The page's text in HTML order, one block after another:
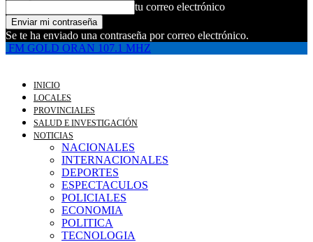
tu correo electrónico
Se te ha enviado una contraseña por correo electrónico.
FM GOLD ORAN 107.1 MHZ
INICIO
LOCALES
PROVINCIALES
SALUD E INVESTIGACIÓN
NOTICIAS
NACIONALES
INTERNACIONALES
DEPORTES
ESPECTACULOS
POLICIALES
ECONOMIA
POLITICA
TECNOLOGIA